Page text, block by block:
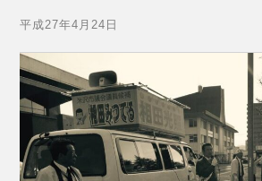
平成27年4月24日